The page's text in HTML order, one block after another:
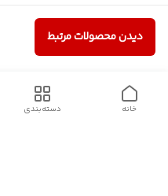
دیدن محصولات مرتبط
دسته‌بندی خانه